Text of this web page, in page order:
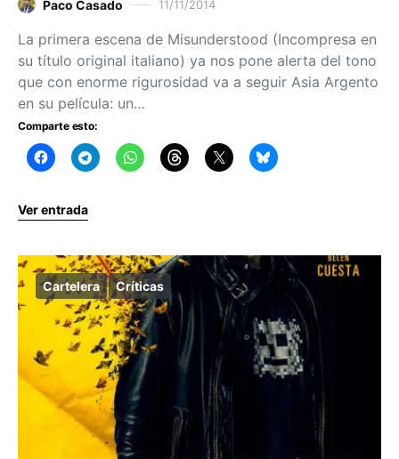
Paco Casado 11/11/2014
La primera escena de Misunderstood (Incompresa en
su título original italiano) ya nos pone alerta del tono
que con enorme rigurosidad va a seguir Asia Argento
en su película: un…
Comparte esto:
Ver entrada
Cartelera Críticas